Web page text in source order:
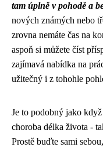
tam úplně v pohodě a
nových známých nebo
zrovna nemáte čas na
aspoň si můžete číst
zajímavá nabídka na
užitečný i z tohohle
Je to podobný jako
choroba délka života -
Prostě buďte sami